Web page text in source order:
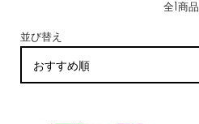
全1商品
並び替え